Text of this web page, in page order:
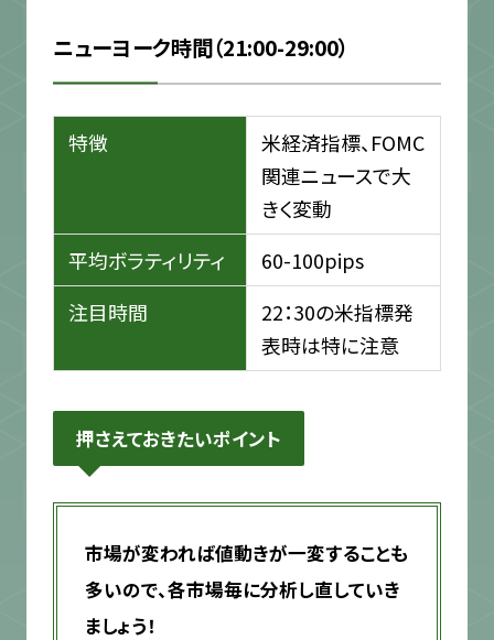
ニューヨーク時間（21:00-29:00）
特徴
米経済指標、FOMC
関連ニュースで大
きく変動
平均ボラティリティ
60-100pips
注目時間
22：30の米指標発
表時は特に注意
押さえておきたいポイント
市場が変われば値動きが一変することも
多いので、各市場毎に分析し直していき
ましょう！